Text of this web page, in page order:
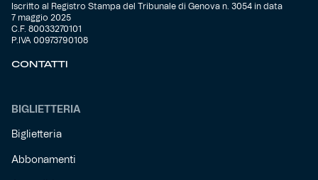
Iscritto al Registro Stampa del Tribunale di Genova n. 3054 in data
7 maggio 2025
C.F. 80033270101
P.IVA 00973790108
CONTATTI
BIGLIETTERIA
Biglietteria
Abbonamenti